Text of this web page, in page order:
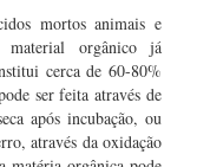
mortos animais e
orgânico já
cerca de 60-80%
ser feita através de
após incubação, ou
através da oxidação